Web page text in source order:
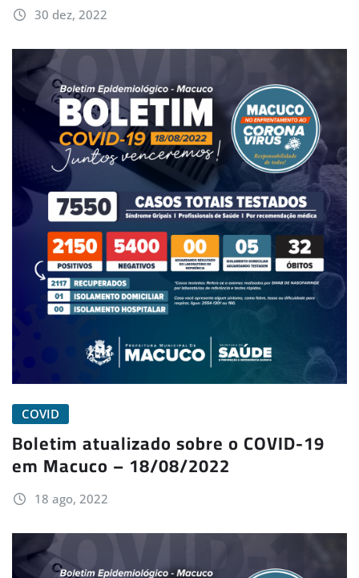
30 dez, 2022
COVID
Boletim atualizado sobre o COVID-19
em Macuco – 18/08/2022
18 ago, 2022